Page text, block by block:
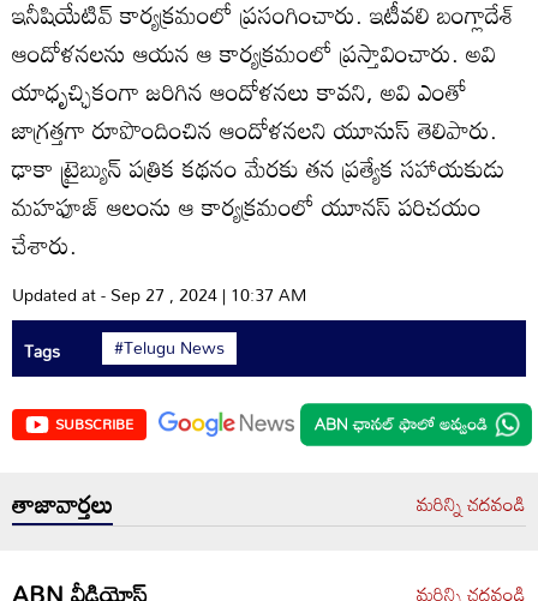
ఇనీషియేటివ్‌ కార్యక్రమంలో ప్రసంగించారు. ఇటీవలి బంగ్లాదేశ్‌
ఆందోళనలను ఆయన ఆ కార్యక్రమంలో ప్రస్తావించారు. అవి
యాధృచ్ఛికంగా జరిగిన ఆందోళనలు కావని, అవి ఎంతో
జాగ్రత్తగా రూపొందించిన ఆందోళనలని యూనుస్‌ తెలిపారు.
ఢాకా ట్రైబ్యున్‌ పత్రిక కథనం మేరకు తన ప్రత్యేక సహాయకుడు
మహఫూజ్‌ ఆలంను ఆ కార్యక్రమంలో యూనస్‌ పరిచయం
చేశారు.
Updated at - Sep 27 , 2024 | 10:37 AM
Tags
#Telugu News
SUBSCRIBE
తాజావార్తలు మరిన్ని చదవండి